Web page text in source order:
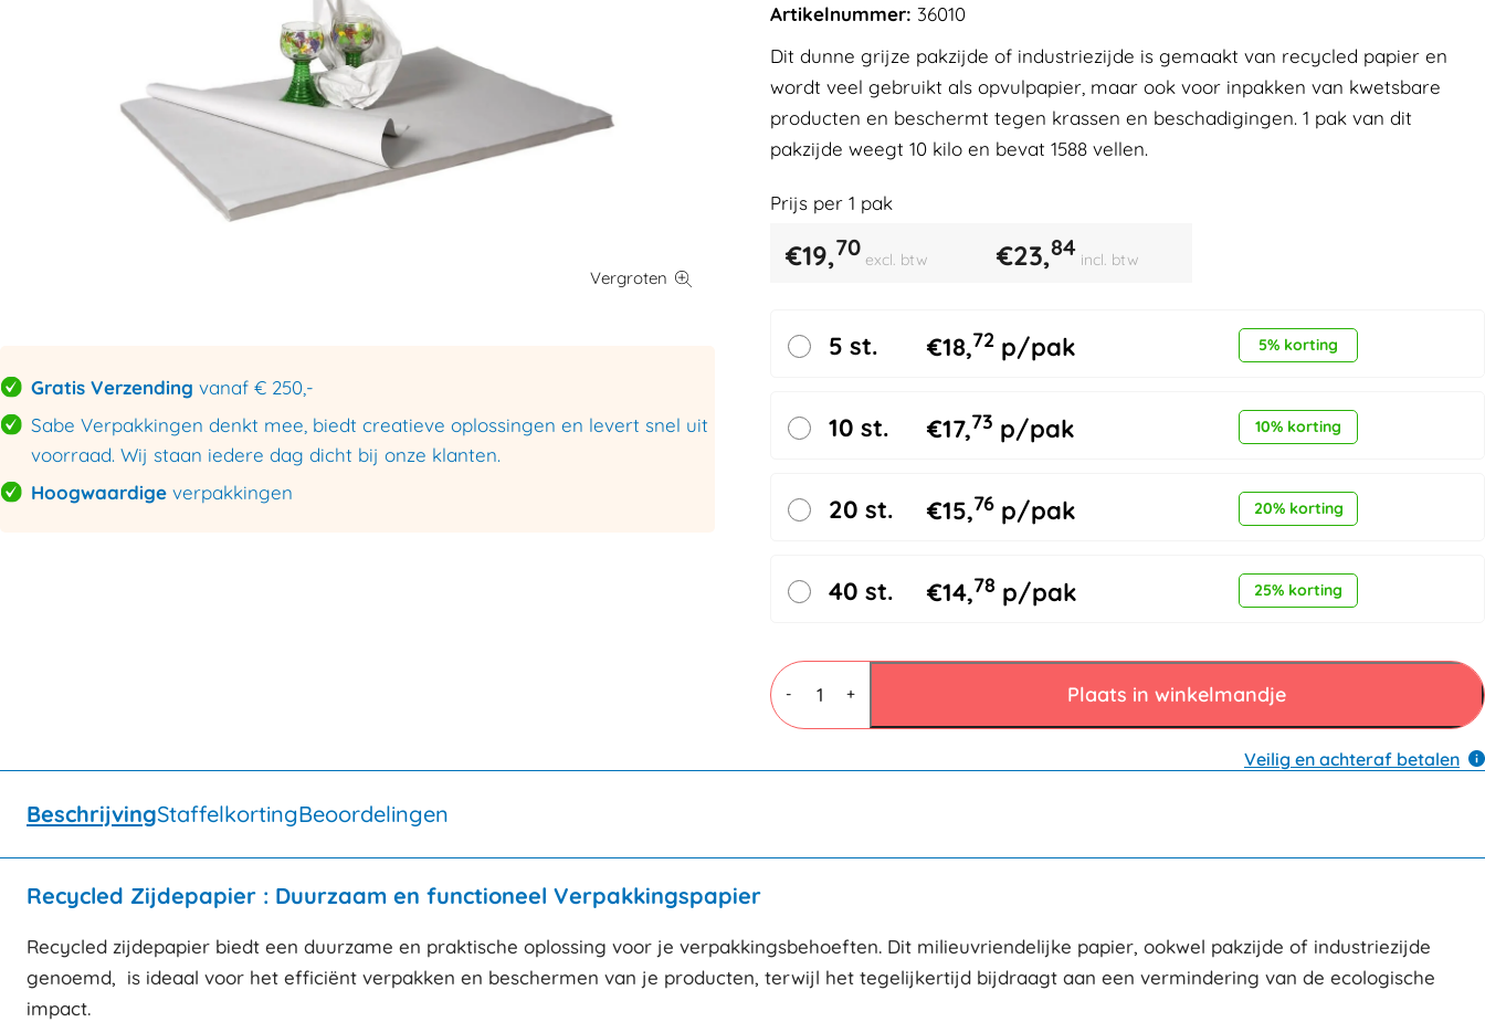
Gratis Verzending vanaf € 250,-
Sabe Verpakkingen denkt mee, biedt creatieve oplossingen en levert snel uit
voorraad. Wij staan iedere dag dicht bij onze klanten.
Hoogwaardige verpakkingen
Artikelnummer: 36010
Dit dunne grijze pakzijde of industriezijde is gemaakt van recycled papier en
wordt veel gebruikt als opvulpapier, maar ook voor inpakken van kwetsbare
producten en beschermt tegen krassen en beschadigingen. 1 pak van dit
pakzijde weegt 10 kilo en bevat 1588 vellen.
Prijs per 1 pak
€19,70 excl. btw €23,84 incl. btw
5 st. €18,72 p/pak 5% korting
10 st. €17,73 p/pak 10% korting
20 st. €15,76 p/pak 20% korting
40 st. €14,78 p/pak 25% korting
-
Pakzijde
Vellen
42x60cm
28gr/m²
+ Plaats in winkelmandje
Veilig en achteraf betalen
BeschrijvingStaffelkortingBeoordelingen
Recycled Zijdepapier : Duurzaam en functioneel Verpakkingspapier
Recycled zijdepapier biedt een duurzame en praktische oplossing voor je verpakkingsbehoeften. Dit milieuvriendelijke papier, ookwel pakzijde of industriezijde
genoemd, is ideaal voor het efficiënt verpakken en beschermen van je producten, terwijl het tegelijkertijd bijdraagt aan een vermindering van de ecologische
impact.